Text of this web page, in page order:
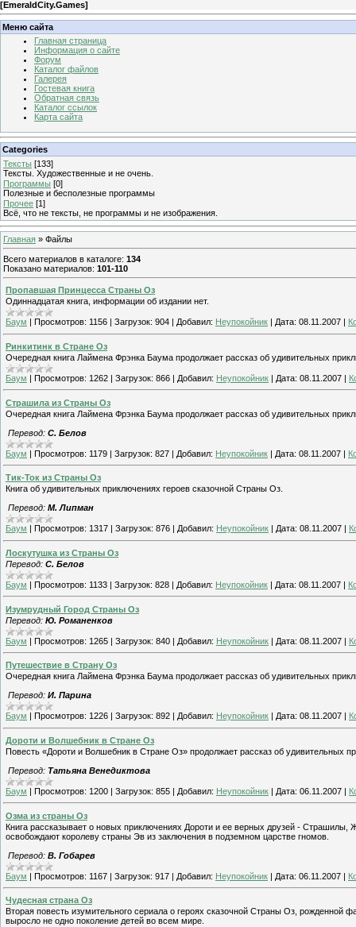
[EmeraldCity.Games]
Меню сайта
Главная страница
Информация о сайте
Форум
Каталог файлов
Галерея
Гостевая книга
Обратная связь
Каталог ссылок
Карта сайта
Categories
Тексты [133]
Тексты. Художественные и не очень.
Программы [0]
Полезные и бесполезные программы
Прочее [1]
Всё, что не тексты, не программы и не изображения.
Главная » Файлы
Всего материалов в каталоге: 134
Показано материалов: 101-110
Пропавшая Принцесса Страны Оз
Одиннадцатая книга, информации об издании нет.
Баум Просмотров: 1156 Загрузок: 904 Добавил: Неупокойник Дата: 08.11.2007
Ринкитинк в Стране Оз
Очередная книга Лаймена Фрэнка Баума продолжает рассказ об удивительных
Баум | Просмотров: 1262 | Загрузок: 866 | Добавил: Неупокойник | Дата: 08.11.2007 |
Страшила из Страны Оз
Очередная книга Лаймена Фрэнка Баума продолжает рассказ об удивительных
Перевод: С. Белов
Баум | Просмотров: 1179 | Загрузок: 827 | Добавил: Неупокойник | Дата: 08.11.2007 |
Тик-Ток из Страны Оз
Книга об удивительных приключениях героев сказочной Страны Оз.
Перевод: М. Липман
Баум Просмотров: 1317 Загрузок: 876 Добавил: Неупокойник Дата: 08.11.2007
Лоскутушка из Страны Оз
Перевод: С. Белов
Баум | Просмотров: 1133 | Загрузок: 828 | Добавил: Неупокойник | Дата: 08.11.2007 |
Изумрудный Город Страны Оз
Перевод: Ю. Романенков
Баум | Просмотров: 1265 | Загрузок: 840 | Добавил: Неупокойник | Дата: 08.11.2007 |
Путешествие в Страну Оз
Очередная книга Лаймена Фрэнка Баума продолжает рассказ об удивительных
Перевод: И. Парина
Баум Просмотров: 1226 Загрузок: 892 Добавил: Неупокойник Дата: 08.11.2007
Дороти и Волшебник в Стране Оз
Повесть «Дороти и Волшебник в Стране Оз» продолжает рассказ об удивительных
Перевод: Татьяна Венедиктова
Баум | Просмотров: 1200 | Загрузок: 855 | Добавил: Неупокойник | Дата: 06.11.2007 |
Озма из страны Оз
Книга рассказывает о новых приключениях Дороти и ее верных друзей -
освобождают королеву страны Эв из заключения в подземном царстве гномов.
Перевод: В. Гобарев
Баум | Просмотров: 1167 | Загрузок: 917 | Добавил: Неупокойник | Дата: 06.11.2007 |
Чудесная страна Оз
Вторая повесть изумительного сериала о героях сказочной Страны Оз, рожденной
выросло не одно поколение детей во всем мире.